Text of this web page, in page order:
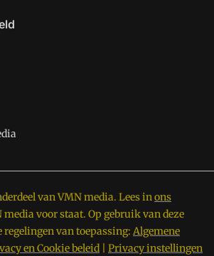
van VMN media. Lees inons
media voor staat. Op gebruik van deze
regelingen van toepassing: Algemene
en Cookie beleid Privacy instellingen